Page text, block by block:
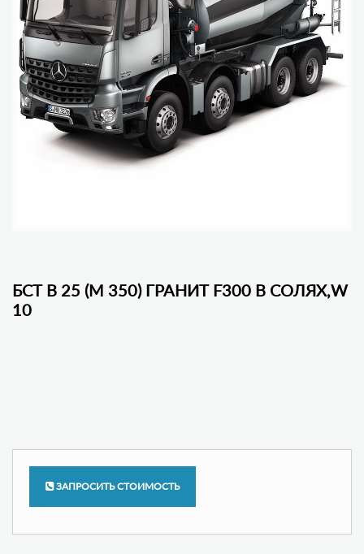
БСТ В 25 (М 350) ГРАНИТ F300 В СОЛЯХ,W
10
ЗАПРОСИТЬ СТОИМОСТЬ